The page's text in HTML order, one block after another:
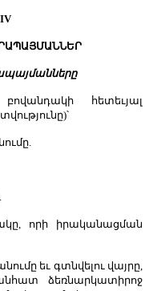
հետեւյալ
որի իրականացման
եւ գտնվելու վայրը,
ձեռնարկատիրոջ